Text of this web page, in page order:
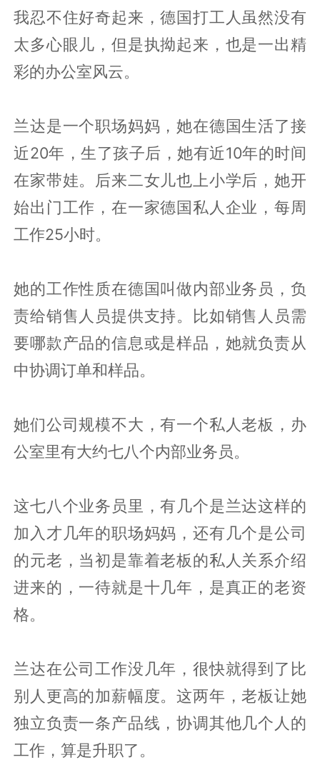
我忍不住好奇起来，德国打工人虽然没有
太多心眼儿，但是执拗起来，也是一出精
彩的办公室风云。
兰达是一个职场妈妈，她在德国生活了接
近20年，生了孩子后，她有近10年的时间
在家带娃。后来二女儿也上小学后，她开
始出门工作，在一家德国私人企业，每周
工作25小时。
她的工作性质在德国叫做内部业务员，负
责给销售人员提供支持。比如销售人员需
要哪款产品的信息或是样品，她就负责从
中协调订单和样品。
她们公司规模不大，有一个私人老板，办
公室里有大约七八个内部业务员。
这七八个业务员里，有几个是兰达这样的
加入才几年的职场妈妈，还有几个是公司
的元老，当初是靠着老板的私人关系介绍
进来的，一待就是十几年，是真正的老资
格。
兰达在公司工作没几年，很快就得到了比
别人更高的加薪幅度。这两年，老板让她
独立负责一条产品线，协调其他几个人的
工作，算是升职了。